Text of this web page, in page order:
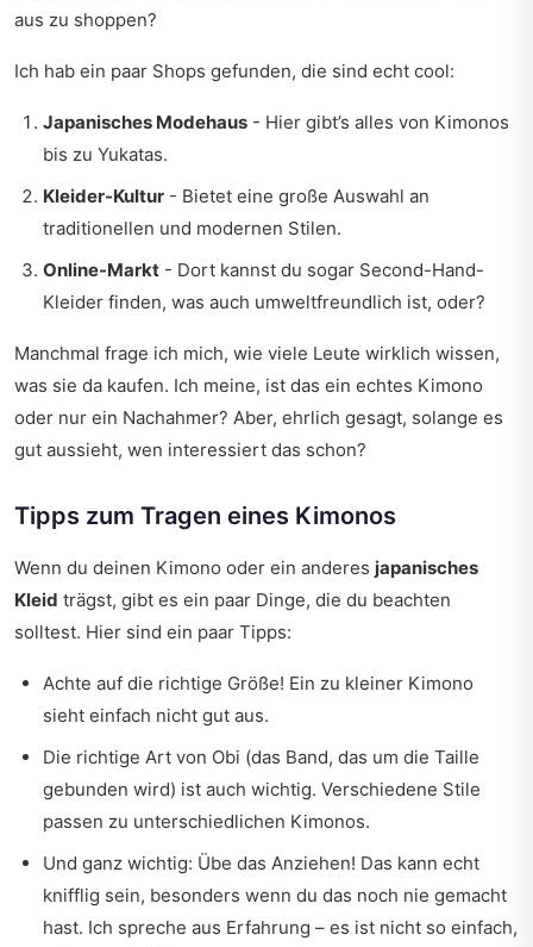
aus zu shoppen?
Ich hab ein paar Shops gefunden, die sind echt cool:
Japanisches Modehaus - Hier gibt’s alles von Kimonos
bis zu Yukatas.
Kleider-Kultur - Bietet eine große Auswahl an
traditionellen und modernen Stilen.
Online-Markt - Dort kannst du sogar Second-Hand-
Kleider finden, was auch umweltfreundlich ist, oder?
Manchmal frage ich mich, wie viele Leute wirklich wissen,
was sie da kaufen. Ich meine, ist das ein echtes Kimono
oder nur ein Nachahmer? Aber, ehrlich gesagt, solange es
gut aussieht, wen interessiert das schon?
Tipps zum Tragen eines Kimonos
Wenn du deinen Kimono oder ein anderes japanisches
Kleid trägst, gibt es ein paar Dinge, die du beachten
solltest. Hier sind ein paar Tipps:
Achte auf die richtige Größe! Ein zu kleiner Kimono
sieht einfach nicht gut aus.
Die richtige Art von Obi (das Band, das um die Taille
gebunden wird) ist auch wichtig. Verschiedene Stile
passen zu unterschiedlichen Kimonos.
Und ganz wichtig: Übe das Anziehen! Das kann echt
knifflig sein, besonders wenn du das noch nie gemacht
hast. Ich spreche aus Erfahrung – es ist nicht so einfach,